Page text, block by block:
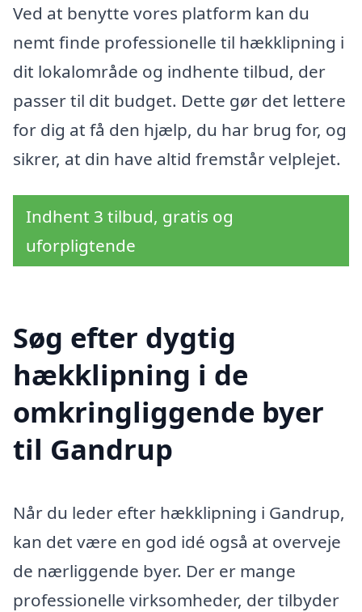
Ved at benytte vores platform kan du
nemt finde professionelle til hækklipning i
dit lokalområde og indhente tilbud, der
passer til dit budget. Dette gør det lettere
for dig at få den hjælp, du har brug for, og
sikrer, at din have altid fremstår velplejet.
Indhent 3 tilbud, gratis og
uforpligtende
Søg efter dygtig
hækklipning i de
omkringliggende byer
til Gandrup
Når du leder efter hækklipning i Gandrup,
kan det være en god idé også at overveje
de nærliggende byer. Der er mange
professionelle virksomheder, der tilbyder